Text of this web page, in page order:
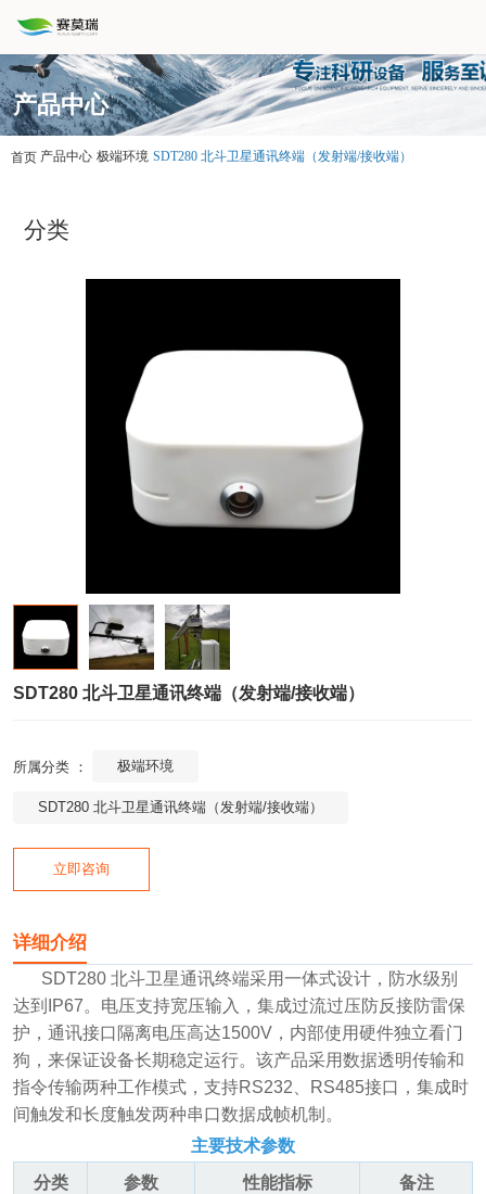
产品中心
首页 产品中心 极端环境 SDT280 北斗卫星通讯终端（发射端/接收端）
分类
SDT280 北斗卫星通讯终端（发射端/接收端）
所属分类 ： 极端环境
SDT280 北斗卫星通讯终端（发射端/接收端）
立即咨询
详细介绍
SDT280 北斗卫星通讯终端采用一体式设计，防水级别
达到IP67。电压支持宽压输入，集成过流过压防反接防雷保
护，通讯接口隔离电压高达1500V，内部使用硬件独立看门
狗，来保证设备长期稳定运行。该产品采用数据透明传输和
指令传输两种工作模式，支持RS232、RS485接口，集成时
间触发和长度触发两种串口数据成帧机制。
主要技术参数
分类
参数 性能指标 备注